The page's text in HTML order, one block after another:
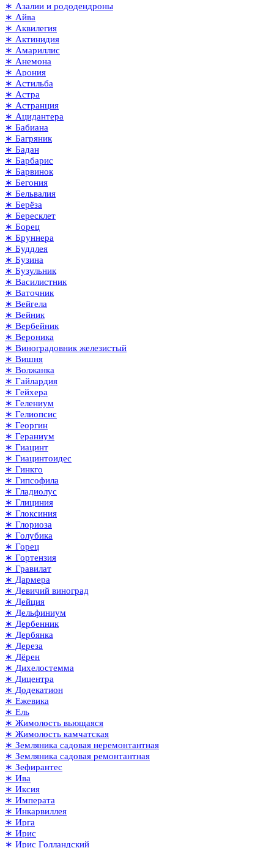
∗ Азалии и рододендроны
∗ Айва
∗ Аквилегия
∗ Актинидия
∗ Амариллис
∗ Анемона
∗ Арония
∗ Астильба
∗ Астра
∗ Астранция
∗ Ацидантера
∗ Бабиана
∗ Багряник
∗ Бадан
∗ Барбарис
∗ Барвинок
∗ Бегония
∗ Бельвалия
∗ Берёза
∗ Бересклет
∗ Борец
∗ Бруннера
∗ Буддлея
∗ Бузина
∗ Бузульник
∗ Василистник
∗ Ваточник
∗ Вейгела
∗ Вейник
∗ Вербейник
∗ Вероника
∗ Виноградовник железистый
∗ Вишня
∗ Волжанка
∗ Гайлардия
∗ Гейхера
∗ Гелениум
∗ Гелиопсис
∗ Георгин
∗ Гераниум
∗ Гиацинт
∗ Гиацинтоидес
∗ Гинкго
∗ Гипсофила
∗ Гладиолус
∗ Глициния
∗ Глоксиния
∗ Глориоза
∗ Голубика
∗ Горец
∗ Гортензия
∗ Гравилат
∗ Дармера
∗ Девичий виноград
∗ Дейция
∗ Дельфиниум
∗ Дербенник
∗ Дербянка
∗ Дереза
∗ Дёрен
∗ Дихелостемма
∗ Дицентра
∗ Додекатион
∗ Ежевика
∗ Ель
∗ Жимолость вьющаяся
∗ Жимолость камчатская
∗ Земляника садовая неремонтантная
∗ Земляника садовая ремонтантная
∗ Зефирантес
∗ Ива
∗ Иксия
∗ Императа
∗ Инкарвиллея
∗ Ирга
∗ Ирис
∗ Ирис Голландский